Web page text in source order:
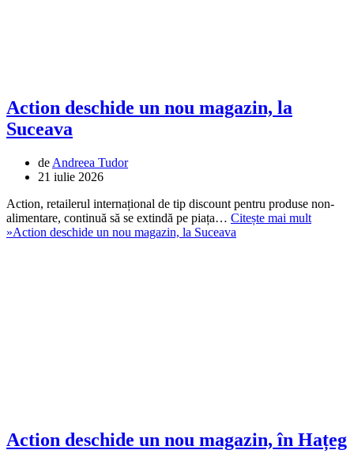
Action deschide un nou magazin, la
Suceava
de Andreea Tudor
21 iulie 2026
Action, retailerul internațional de tip discount pentru produse non-
alimentare, continuă să se extindă pe piața… Citește mai mult
»Action deschide un nou magazin, la Suceava
Action deschide un nou magazin, în Hațeg